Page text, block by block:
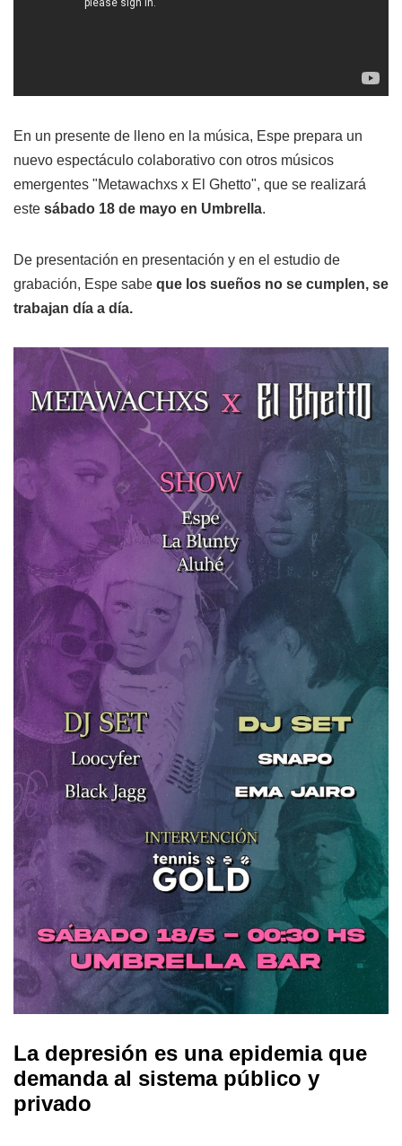
En un presente de lleno en la música, Espe prepara un
nuevo espectáculo colaborativo con otros músicos
emergentes "Metawachxs x El Ghetto", que se realizará
este sábado 18 de mayo en Umbrella.
De presentación en presentación y en el estudio de
grabación, Espe sabe que los sueños no se cumplen, se
trabajan día a día.
La depresión es una epidemia que
demanda al sistema público y
privado